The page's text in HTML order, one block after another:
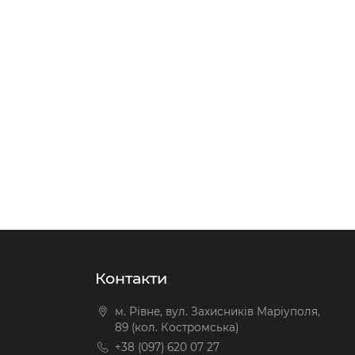
Контакти
м. Рівне, вул. Захисників Маріуполя,
89 (кол. Костромська)
+38 (097) 620 07 27